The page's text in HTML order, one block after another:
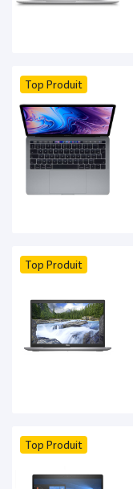
Top Produit
Top Produit
Top Produit